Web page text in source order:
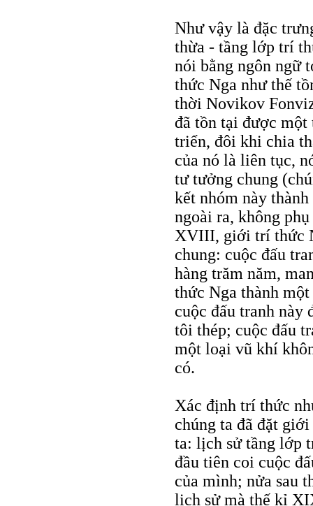
Như vậy là đặc
thừa - tầng lớp trí
nói bằng ngôn ngữ
thức Nga như thế
thời Novikov
đã tồn tại được
triển, đôi khi chia
của nó là liên tục,
tư tưởng chung
kết nhóm này
ngoài ra, không
XVIII, giới trí thức
chung: cuộc đấu
hàng trăm năm,
thức Nga thành
cuộc đấu tranh
tôi thép; cuộc đấu
một loại vũ khí
có.
Xác định trí thức
chúng ta đã đặt
ta: lịch sử tầng lớp
đầu tiên coi cuộc
của mình; nửa sau
lịch sử mà thế kỉ